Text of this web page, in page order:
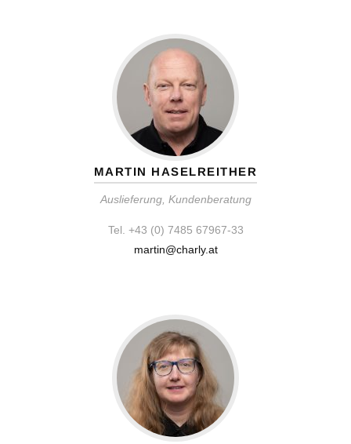
MARTIN HASELREITHER
Auslieferung, Kundenberatung
Tel. +43 (0) 7485 67967-33
martin@charly.at